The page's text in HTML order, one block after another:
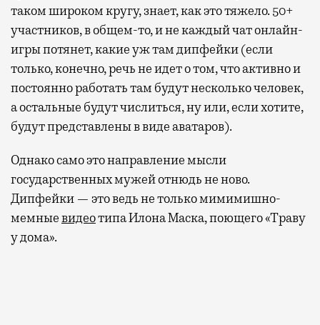
таком широком кругу, знает, как это тяжело. 50+
участников, в общем-то, и не каждый чат онлайн-
игры потянет, какие уж там дипфейки (если
только, конечно, речь не идет о том, что активно и
постоянно работать там будут несколько человек,
а остальные будут числиться, ну или, если хотите,
будут представлены в виде аватаров).
Однако само это направление мысли
государственных мужей отнюдь не ново.
Дипфейки — это ведь не только мимимишно-
мемныевидеотипа Илона Маска, поющего «Траву
у дома».